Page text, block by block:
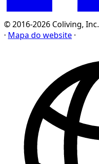
© 2016-2026 Coliving, Inc.
· Mapa do website ·